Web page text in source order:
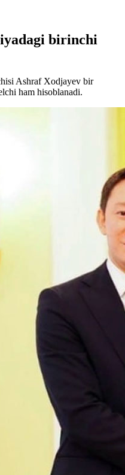
birinchi
Ashraf Xodjayev bir
ham hisoblanadi.